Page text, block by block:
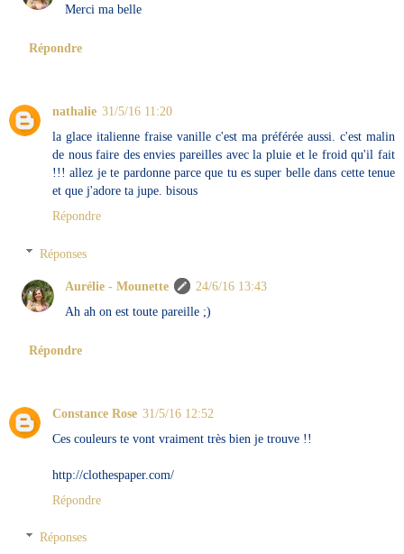
Merci ma belle
Répondre
nathalie 31/5/16 11:20
la glace italienne fraise vanille c'est ma préférée aussi. c'est malin
de nous faire des envies pareilles avec la pluie et le froid qu'il fait
!!! allez je te pardonne parce que tu es super belle dans cette tenue
et que j'adore ta jupe. bisous
Répondre
Réponses
Aurélie - Mounette
24/6/16 13:43
Ah ah on est toute pareille ;)
Répondre
Constance Rose 31/5/16 12:52
Ces couleurs te vont vraiment très bien je trouve !!
http://clothespaper.com/
Répondre
Réponses